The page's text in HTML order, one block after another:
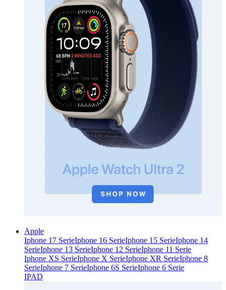
Apple
Iphone 17 SerieIphone 16 SerieIphone 15 SerieIphone 14
SerieIphone 13 SerieIphone 12 SerieIphone 11 Serie
Iphone XS SerieIphone X SerieIphone XR SerieIphone 8
SerieIphone 7 SerieIphone 6S SerieIphone 6 Serie
IPAD